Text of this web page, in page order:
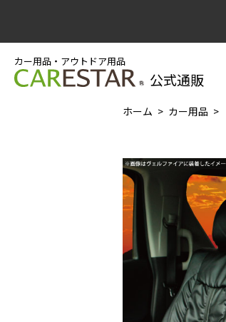
カー用品・アウトドア用品
公式通販
ホーム カー用品